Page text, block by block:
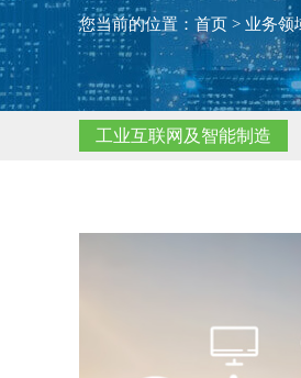
您当前的位置： 首页 > 业务领
工业互联网及智能制造